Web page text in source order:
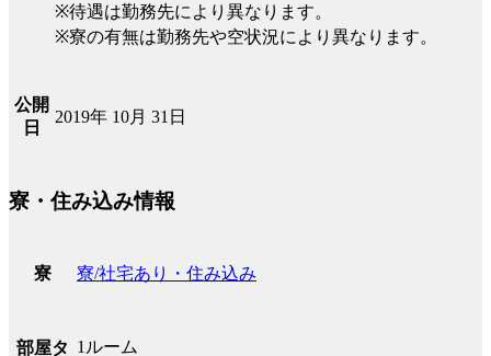
※待遇は勤務先により異なります。
※寮の有無は勤務先や空状況により異なります。
公開
日
2019年 10月 31日
寮・住み込み情報
寮 寮/社宅あり・住み込み
部屋タ 1ルーム